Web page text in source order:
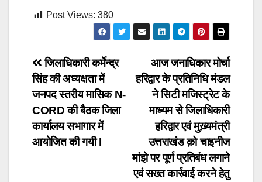
Post Views: 380
Post
navigation
आज जनाधिकार मोर्चा
हरिद्वार के प्रतिनिधि मंडल
ने सिटी मजिस्ट्रेट के
माध्यम से जिलाधिकारी
हरिद्वार एवं मुख़्यमंत्री
उत्तराखंड क़ो चाइनीज
मांझे पर पूर्ण प्रतिबंध लगाने
एवं सख्त कार्रवाई करने हेतु
जिलाधिकारी कर्मेन्द्र
सिंह की अध्यक्षता में
जनपद स्तरीय मासिक N-
CORD की बैठक जिला
कार्यालय सभागार में
आयोजित की गयी I